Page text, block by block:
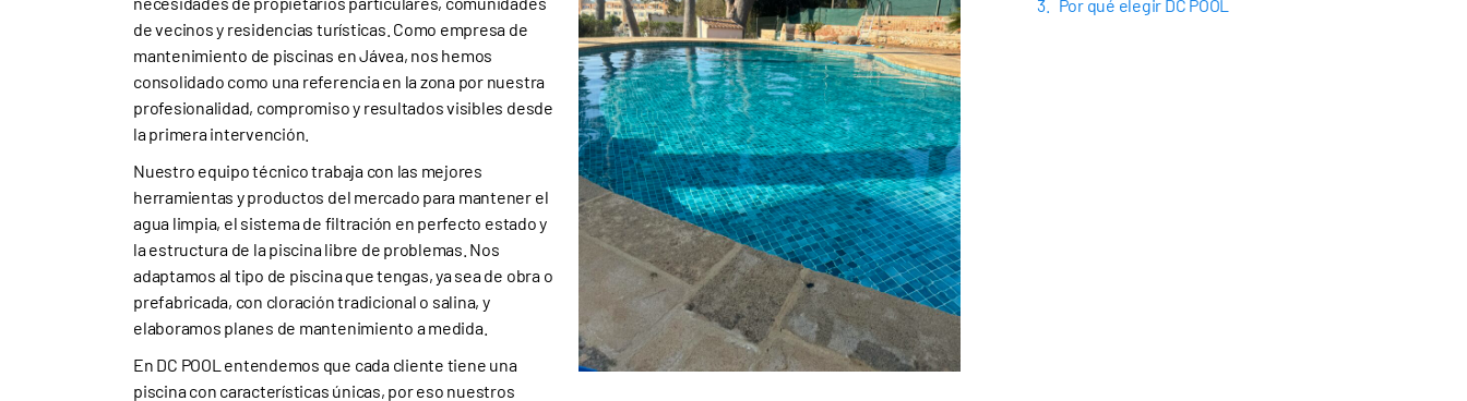
de vecinos y residencias turísticas. Como empresa de
mantenimiento de piscinas en Jávea, nos hemos
consolidado como una referencia en la zona por nuestra
profesionalidad, compromiso y resultados visibles desde
la primera intervención.
Nuestro equipo técnico trabaja con las mejores
herramientas y productos del mercado para mantener el
agua limpia, el sistema de filtración en perfecto estado y
la estructura de la piscina libre de problemas. Nos
adaptamos al tipo de piscina que tengas, ya sea de obra o
prefabricada, con cloración tradicional o salina, y
elaboramos planes de mantenimiento a medida.
En DC POOL entendemos que cada cliente tiene una
piscina con características únicas, por eso nuestros
Por qué elegir DC POOL